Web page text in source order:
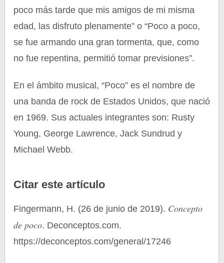
poco más tarde que mis amigos de mi misma
edad, las disfruto plenamente” o “Poco a poco,
se fue armando una gran tormenta, que, como
no fue repentina, permitió tomar previsiones”.
En el ámbito musical, “Poco” es el nombre de
una banda de rock de Estados Unidos, que nació
en 1969. Sus actuales integrantes son: Rusty
Young, George Lawrence, Jack Sundrud y
Michael Webb.
Citar este artículo
Fingermann, H. (26 de junio de 2019). Concepto
de poco. Deconceptos.com.
https://deconceptos.com/general/17246